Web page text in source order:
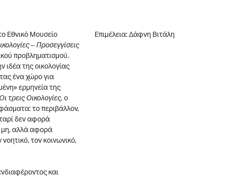
Εθνικό Μουσείο
– Προσεγγίσεις
προβληματισμού.
ιδέα της οικολογίας
ένα χώρο για
ερμηνεία της
Οι τρεις Οικολογίες, ο
το περιβάλλον,
δεν αφορά
μη, αλλά αφορά
τον κοινωνικό,
και
Επιμέλεια: Δάφνη Βιτάλη